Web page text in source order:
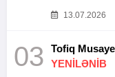
13.07.2026
03
YENİLƏNİB